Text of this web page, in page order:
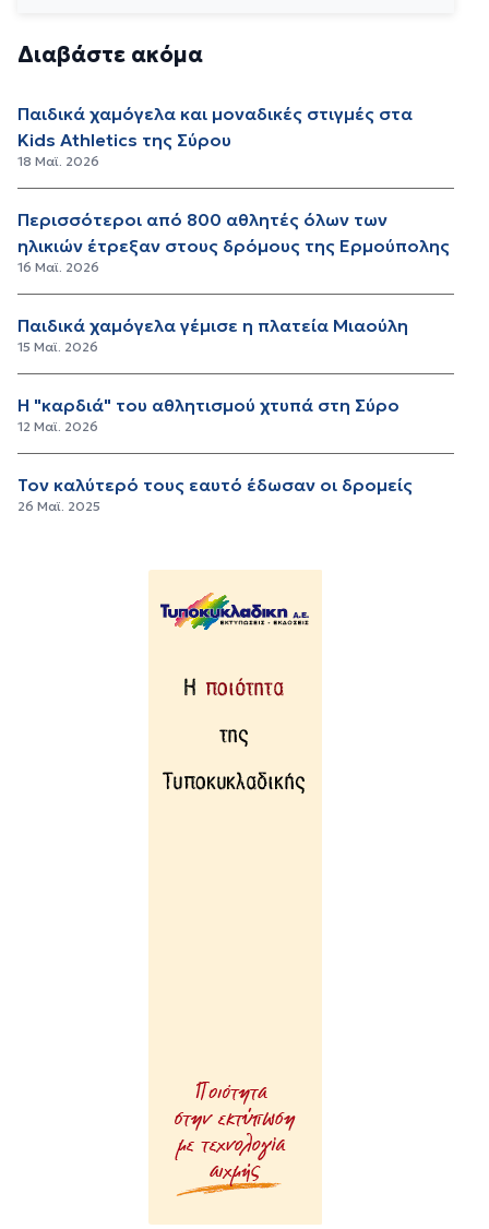
Διαβάστε ακόμα
Παιδικά χαμόγελα και μοναδικές στιγμές στα
Kids Athletics της Σύρου
18 Μαϊ. 2026
Περισσότεροι από 800 αθλητές όλων των
ηλικιών έτρεξαν στους δρόμους της Ερμούπολης
16 Μαϊ. 2026
Παιδικά χαμόγελα γέμισε η πλατεία Μιαούλη
15 Μαϊ. 2026
Η "καρδιά" του αθλητισμού χτυπά στη Σύρο
12 Μαϊ. 2026
Τον καλύτερό τους εαυτό έδωσαν οι δρομείς
26 Μαϊ. 2025